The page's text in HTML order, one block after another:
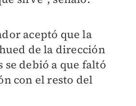
aceptó que la
de la dirección
se debió a que faltó
con el resto del